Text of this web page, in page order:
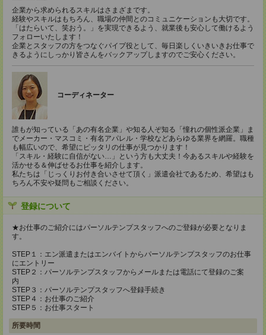
企業から求められるスキルはさまざまです。
経験やスキルはもちろん、職場の仲間とのコミュニケーションも大切です。
「はたらいて、笑おう。」を実現できるよう、就業後も安心して働けるよう
フォローいたします！
企業とスタッフの方をつなぐパイプ役として、毎日楽しくいきいきお仕事で
きるようにしっかり皆さんをバックアップしますのでご安心ください。
コーディネーター
誰もが知っている「あの有名企業」や知る人ぞ知る「憧れの個性派企業」ま
でメーカー・マスコミ・有名アパレル・学校などあらゆる業界を網羅。職種
も幅広いので、希望にピッタリの仕事が見つかります！
「スキル・経験に自信がない…」という方も大丈夫！今あるスキルや経験を
活かせる＆伸ばせるお仕事を紹介します。
私たちは「じっくりお付き合いさせて頂く」派遣会社であるため、希望はも
ちろん不安や疑問もご相談ください。
登録について
★お仕事のご紹介にはパーソルテンプスタッフへのご登録が必要となりま
す。
STEP１：エン派遣またはエンバイトからパーソルテンプスタッフのお仕事
にエントリー
STEP２：パーソルテンプスタッフからメールまたは電話にて登録のご案
内
STEP３：パーソルテンプスタッフへ登録手続き
STEP４：お仕事のご紹介
STEP５：お仕事スタート
所要時間